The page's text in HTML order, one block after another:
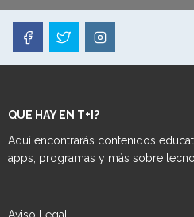
QUE HAY EN T+I?
Aquí encontrarás contenidos
apps, programas y más sobre